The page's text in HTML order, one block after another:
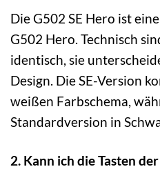
Die G502 SE Hero ist
G502 Hero. Technisch
identisch, sie
Design. Die SE-Version
weißen Farbschema,
Standardversion in
2. Kann ich die Tasten